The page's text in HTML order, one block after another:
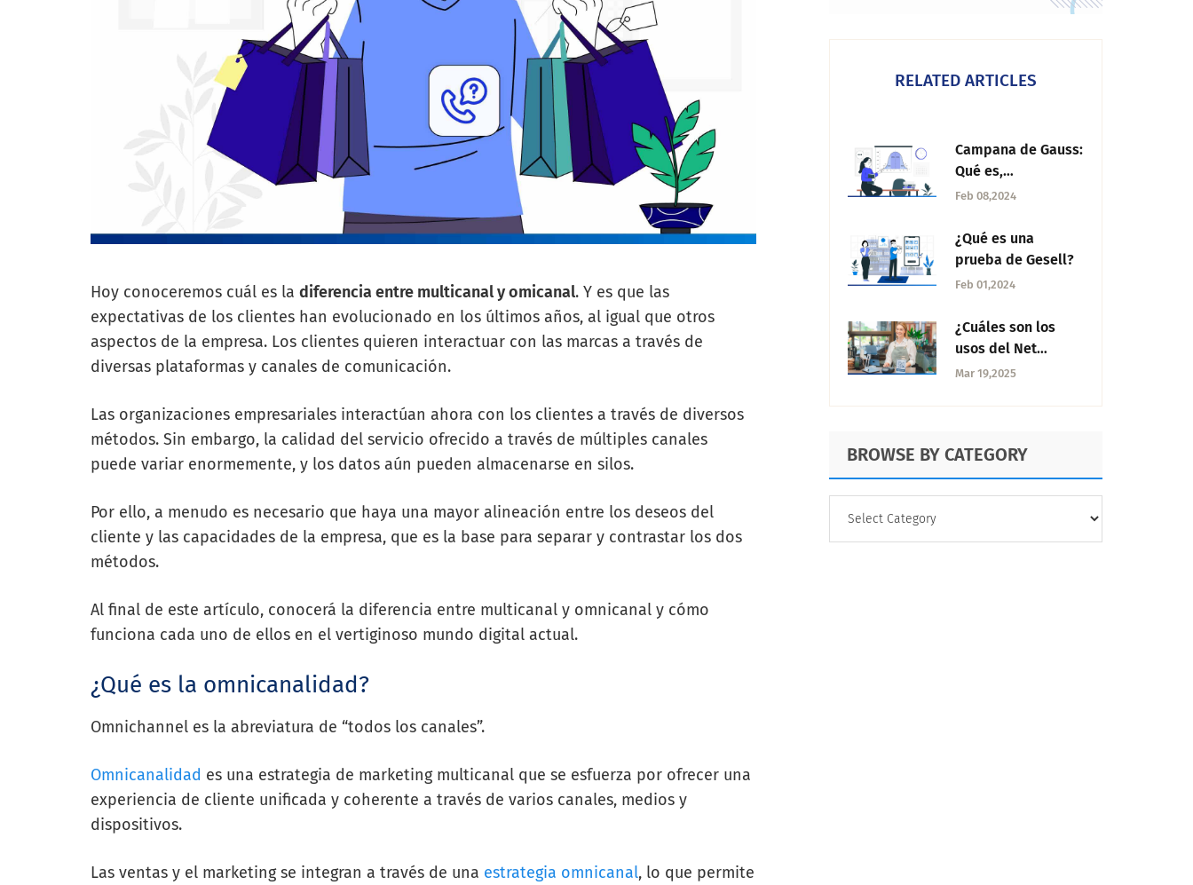
Hoy conoceremos cuál es la diferencia entre multicanal y omicanal. Y es que las
expectativas de los clientes han evolucionado en los últimos años, al igual que otros
aspectos de la empresa. Los clientes quieren interactuar con las marcas a través de
diversas plataformas y canales de comunicación.
Las organizaciones empresariales interactúan ahora con los clientes a través de diversos
métodos. Sin embargo, la calidad del servicio ofrecido a través de múltiples canales
puede variar enormemente, y los datos aún pueden almacenarse en silos.
Por ello, a menudo es necesario que haya una mayor alineación entre los deseos del
cliente y las capacidades de la empresa, que es la base para separar y contrastar los dos
métodos.
Al final de este artículo, conocerá la diferencia entre multicanal y omnicanal y cómo
funciona cada uno de ellos en el vertiginoso mundo digital actual.
¿Qué es la omnicanalidad?
Omnichannel es la abreviatura de “todos los canales”.
Omnicanalidad es una estrategia de marketing multicanal que se esfuerza por ofrecer una
experiencia de cliente unificada y coherente a través de varios canales, medios y
dispositivos.
Las ventas y el marketing se integran a través de una estrategia omnicanal, lo que permite
RELATED ARTICLES
Campana de Gauss:
Qué es,
características y
Feb 08,2024
¿Qué es una
prueba de Gesell?
Feb 01,2024
¿Cuáles son los
usos del Net
Promoter?
Mar 19,2025
BROWSE BY CATEGORY
CATEGORY